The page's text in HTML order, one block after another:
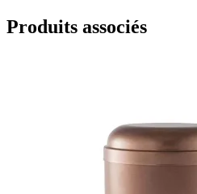
Produits associés